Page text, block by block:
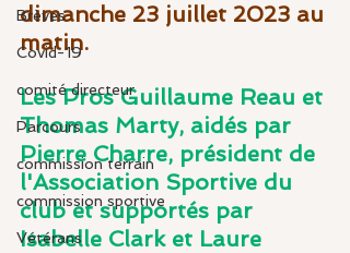
Brèves
Covid-19
comité directeur
Parcours
commission terrain
commission sportive
Vétérans
dimanche 23 juillet 2023 au
matin.
Les Pros Guillaume Reau et
Thomas Marty, aidés par
Pierre Charre, président de
l'Association Sportive du
club et supportés par
Isabelle Clark et Laure